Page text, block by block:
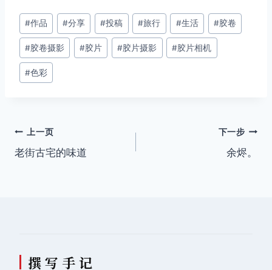
文
章
标
签：
#作品 #分享 #投稿 #旅行 #生活 #胶卷
#胶卷摄影 #胶片 #胶片摄影 #胶片相机
#色彩
文
章
上一页
老街古宅的味道
下一步
余烬。
撰 写 手 记